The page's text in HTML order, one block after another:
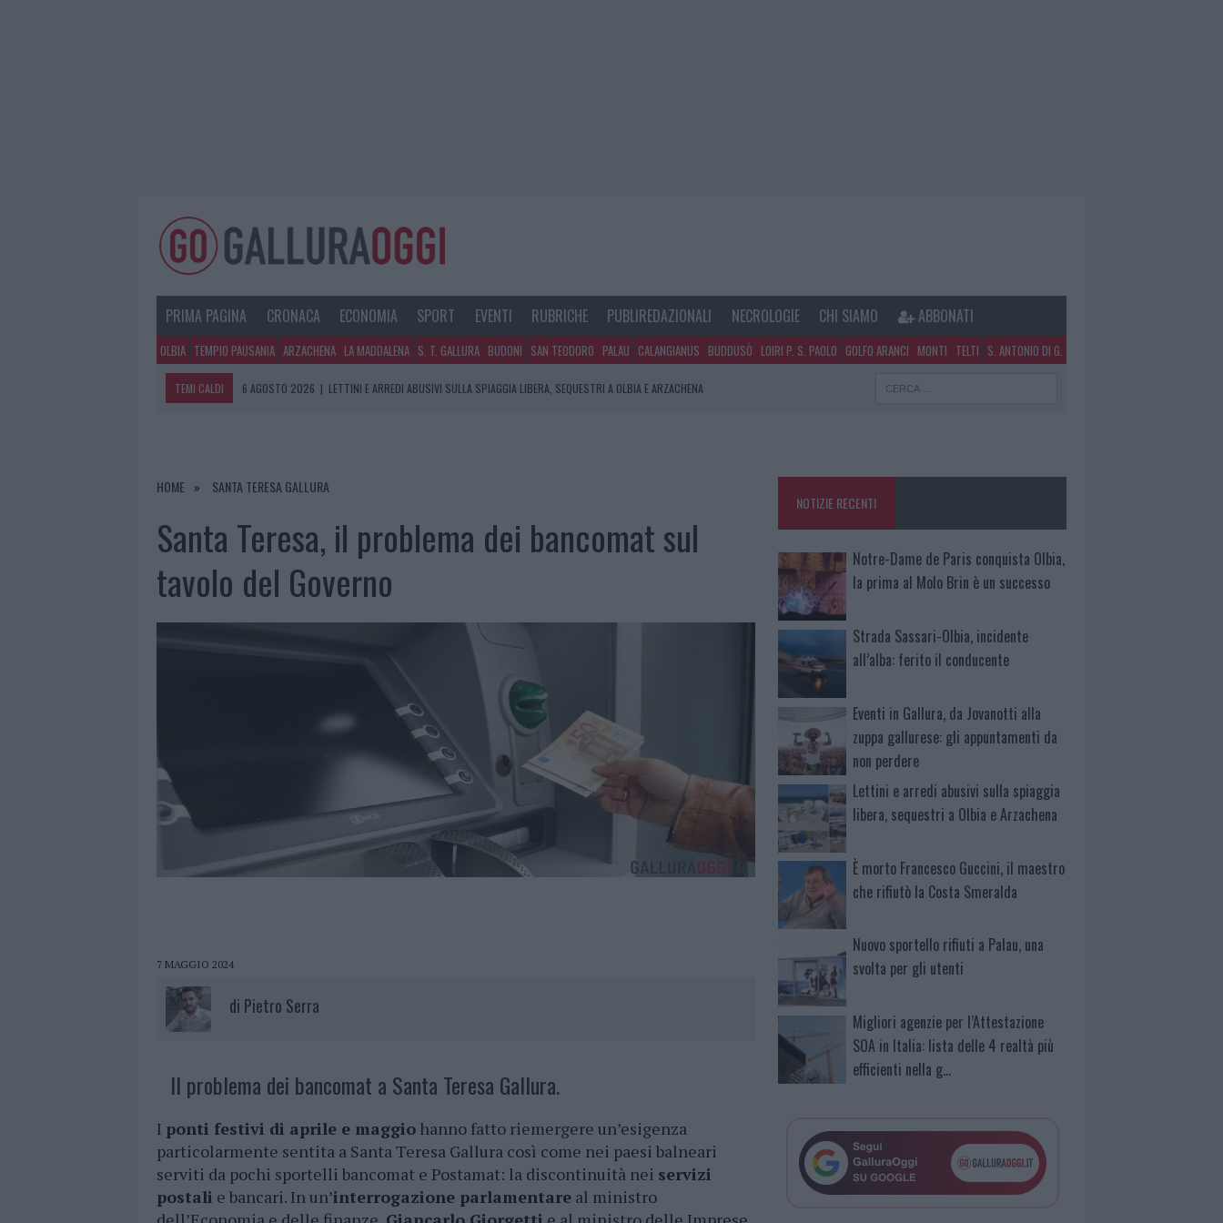
PRIMA PAGINA CRONACA ECONOMIA SPORT EVENTI RUBRICHE PUBLIREDAZIONALI NECROLOGIE CHI SIAMO ABBONATI
OLBIA TEMPIO PAUSANIA ARZACHENA LA MADDALENA S. T. GALLURA BUDONI SAN TEODORO PALAU CALANGIANUS BUDDUSÒ LOIRI P. S. PAOLO GOLFO ARANCI MONTI TELTI S. ANTONIO DI G.
TEMI CALDI 6 AGOSTO 2026 | LETTINI E ARREDI ABUSIVI SULLA SPIAGGIA LIBERA, SEQUESTRI A OLBIA E ARZACHENA
6 AGOSTO 2026 | STRADA SASSARI-OLBIA, INCIDENTE ALL’ALBA: FERITO IL CONDUCENTE
HOME SANTA TERESA GALLURA
Santa Teresa, il problema dei bancomat sul
tavolo del Governo
7 MAGGIO 2024
di Pietro Serra
Il problema dei bancomat a Santa Teresa Gallura.
I ponti festivi di aprile e maggio hanno fatto riemergere un’esigenza
particolarmente sentita a Santa Teresa Gallura così come nei paesi balneari
serviti da pochi sportelli bancomat e Postamat: la discontinuità nei servizi
postali e bancari. In un’interrogazione parlamentare al ministro
NOTIZIE RECENTI
Notre-Dame de Paris conquista Olbia,
la prima al Molo Brin è un successo
Strada Sassari-Olbia, incidente
all’alba: ferito il conducente
Eventi in Gallura, da Jovanotti alla
zuppa gallurese: gli appuntamenti da
non perdere
Lettini e arredi abusivi sulla spiaggia
libera, sequestri a Olbia e Arzachena
È morto Francesco Guccini, il maestro
che rifiutò la Costa Smeralda
Nuovo sportello rifiuti a Palau, una
svolta per gli utenti
Migliori agenzie per l’Attestazione
SOA in Italia: lista delle 4 realtà più
efficienti nella g…